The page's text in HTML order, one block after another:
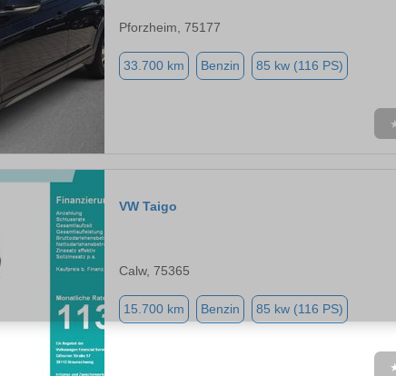
Pforzheim, 75177
33.700 km Benzin 85 kw (116 PS)
VW Taigo
Calw, 75365
15.700 km Benzin 85 kw (116 PS)